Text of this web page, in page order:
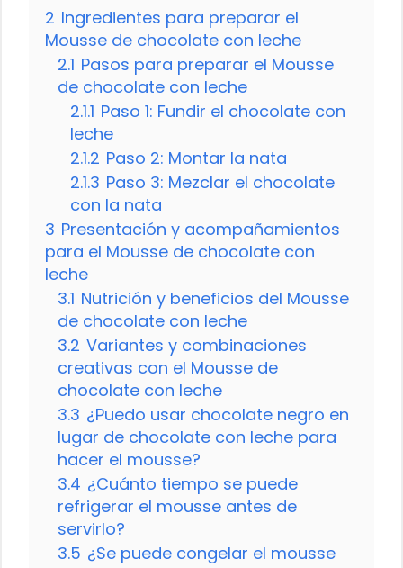
2 Ingredientes para preparar el
Mousse de chocolate con leche
2.1 Pasos para preparar el Mousse
de chocolate con leche
2.1.1 Paso 1: Fundir el chocolate con
leche
2.1.2 Paso 2: Montar la nata
2.1.3 Paso 3: Mezclar el chocolate
con la nata
3 Presentación y acompañamientos
para el Mousse de chocolate con
leche
3.1 Nutrición y beneficios del Mousse
de chocolate con leche
3.2 Variantes y combinaciones
creativas con el Mousse de
chocolate con leche
3.3 ¿Puedo usar chocolate negro en
lugar de chocolate con leche para
hacer el mousse?
3.4 ¿Cuánto tiempo se puede
refrigerar el mousse antes de
servirlo?
3.5 ¿Se puede congelar el mousse